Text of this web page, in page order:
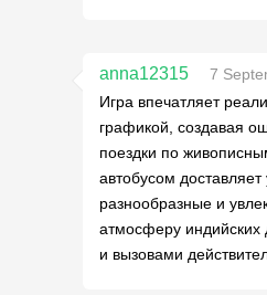
anna12315
7
Игра впечатляет
графикой, создавая
поездки по
автобусом
разнообразные и
атмосферу индийских
и вызовами